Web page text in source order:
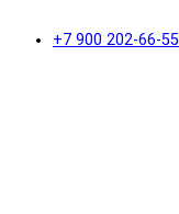
+7 900 202-66-